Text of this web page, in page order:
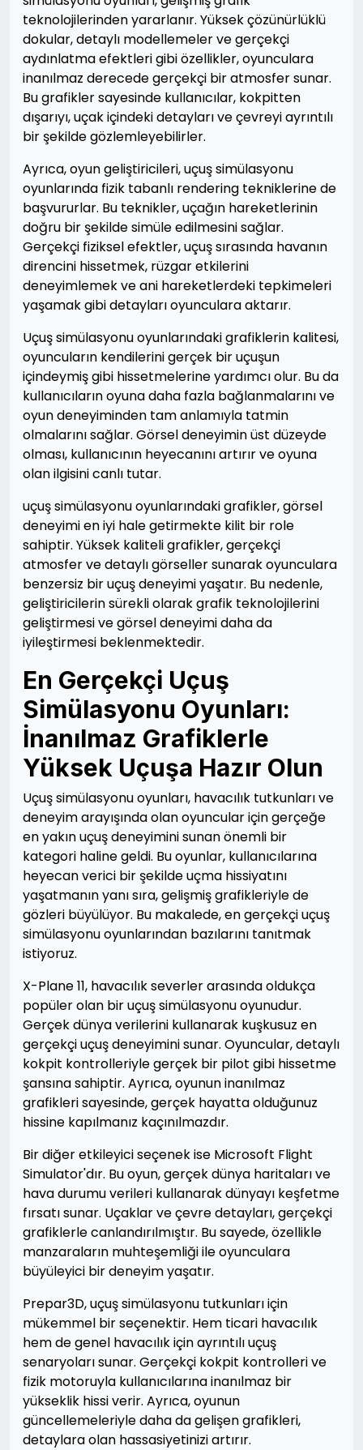
teknolojilerinden yararlanır. Yüksek çözünürlüklü
dokular, detaylı modellemeler ve gerçekçi
aydınlatma efektleri gibi özellikler, oyunculara
inanılmaz derecede gerçekçi bir atmosfer sunar.
Bu grafikler sayesinde kullanıcılar, kokpitten
dışarıyı, uçak içindeki detayları ve çevreyi ayrıntılı
bir şekilde gözlemleyebilirler.
Ayrıca, oyun geliştiricileri, uçuş simülasyonu
oyunlarında fizik tabanlı rendering tekniklerine de
başvururlar. Bu teknikler, uçağın hareketlerinin
doğru bir şekilde simüle edilmesini sağlar.
Gerçekçi fiziksel efektler, uçuş sırasında havanın
direncini hissetmek, rüzgar etkilerini
deneyimlemek ve ani hareketlerdeki tepkimeleri
yaşamak gibi detayları oyunculara aktarır.
Uçuş simülasyonu oyunlarındaki grafiklerin kalitesi,
oyuncuların kendilerini gerçek bir uçuşun
içindeymiş gibi hissetmelerine yardımcı olur. Bu da
kullanıcıların oyuna daha fazla bağlanmalarını ve
oyun deneyiminden tam anlamıyla tatmin
olmalarını sağlar. Görsel deneyimin üst düzeyde
olması, kullanıcının heyecanını artırır ve oyuna
olan ilgisini canlı tutar.
uçuş simülasyonu oyunlarındaki grafikler, görsel
deneyimi en iyi hale getirmekte kilit bir role
sahiptir. Yüksek kaliteli grafikler, gerçekçi
atmosfer ve detaylı görseller sunarak oyunculara
benzersiz bir uçuş deneyimi yaşatır. Bu nedenle,
geliştiricilerin sürekli olarak grafik teknolojilerini
geliştirmesi ve görsel deneyimi daha da
iyileştirmesi beklenmektedir.
En Gerçekçi Uçuş
Simülasyonu Oyunları:
İnanılmaz Grafiklerle
Yüksek Uçuşa Hazır Olun
Uçuş simülasyonu oyunları, havacılık tutkunları ve
deneyim arayışında olan oyuncular için gerçeğe
en yakın uçuş deneyimini sunan önemli bir
kategori haline geldi. Bu oyunlar, kullanıcılarına
heyecan verici bir şekilde uçma hissiyatını
yaşatmanın yanı sıra, gelişmiş grafikleriyle de
gözleri büyülüyor. Bu makalede, en gerçekçi uçuş
simülasyonu oyunlarından bazılarını tanıtmak
istiyoruz.
X-Plane 11, havacılık severler arasında oldukça
popüler olan bir uçuş simülasyonu oyunudur.
Gerçek dünya verilerini kullanarak kuşkusuz en
gerçekçi uçuş deneyimini sunar. Oyuncular, detaylı
kokpit kontrolleriyle gerçek bir pilot gibi hissetme
şansına sahiptir. Ayrıca, oyunun inanılmaz
grafikleri sayesinde, gerçek hayatta olduğunuz
hissine kapılmanız kaçınılmazdır.
Bir diğer etkileyici seçenek ise Microsoft Flight
Simulator'dır. Bu oyun, gerçek dünya haritaları ve
hava durumu verileri kullanarak dünyayı keşfetme
fırsatı sunar. Uçaklar ve çevre detayları, gerçekçi
grafiklerle canlandırılmıştır. Bu sayede, özellikle
manzaraların muhteşemliği ile oyunculara
büyüleyici bir deneyim yaşatır.
Prepar3D, uçuş simülasyonu tutkunları için
mükemmel bir seçenektir. Hem ticari havacılık
hem de genel havacılık için ayrıntılı uçuş
senaryoları sunar. Gerçekçi kokpit kontrolleri ve
fizik motoruyla kullanıcılarına inanılmaz bir
yükseklik hissi verir. Ayrıca, oyunun
güncellemeleriyle daha da gelişen grafikleri,
detaylara olan hassasiyetinizi artırır.